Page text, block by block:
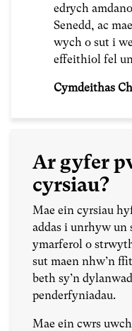
edrych
Senedd, ac
wych o sut i
effeithiol fel
Cymdeithas
Ar gyfer
cyrsiau?
Mae ein cyrsiau
addas i unrhyw un
ymarferol o
sut maen nhw’n
beth sy’n
penderfyniadau.
Mae ein cwrs